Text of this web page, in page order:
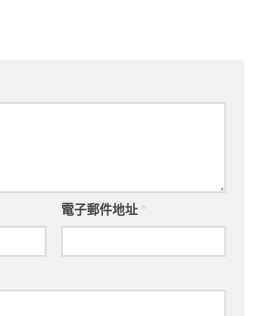
電子郵件地址